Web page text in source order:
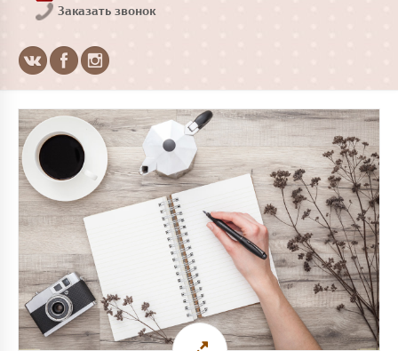
Заказать звонок